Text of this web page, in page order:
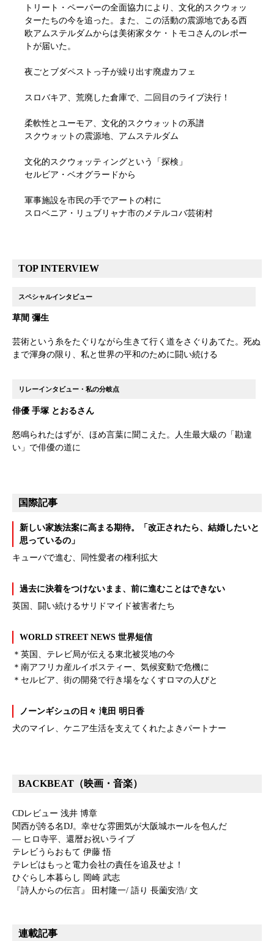
トリート・ペーパーの全面協力により、文化的スクウォッ
ターたちの今を追った。また、この活動の震源地である西
欧アムステルダムからは美術家タケ・トモコさんのレポー
トが届いた。
夜ごとブダペストっ子が繰り出す廃虚カフェ
スロバキア、荒廃した倉庫で、二回目のライブ決行！
柔軟性とユーモア、文化的スクウォットの系譜
スクウォットの震源地、アムステルダム
文化的スクウォッティングという「探検」
セルビア・ベオグラードから
軍事施設を市民の手でアートの村に
スロベニア・リュブリャナ市のメテルコバ芸術村
TOP INTERVIEW
スペシャルインタビュー
草間 彌生
芸術という糸をたぐりながら生きて行く道をさぐりあてた。死ぬ
まで渾身の限り、私と世界の平和のために闘い続ける
リレーインタビュー・私の分岐点
俳優 手塚 とおるさん
怒鳴られたはずが、ほめ言葉に聞こえた。人生最大級の「勘違
い」で俳優の道に
国際記事
新しい家族法案に高まる期待。「改正されたら、結婚したいと
思っているの」
キューバで進む、同性愛者の権利拡大
過去に決着をつけないまま、前に進むことはできない
英国、闘い続けるサリドマイド被害者たち
WORLD STREET NEWS 世界短信
＊英国、テレビ局が伝える東北被災地の今
＊南アフリカ産ルイボスティー、気候変動で危機に
＊セルビア、街の開発で行き場をなくすロマの人びと
ノーンギシュの日々 滝田 明日香
犬のマイレ、ケニア生活を支えてくれたよきパートナー
BACKBEAT（映画・音楽）
CDレビュー 浅井 博章
関西が誇る名DJ。幸せな雰囲気が大阪城ホールを包んだ
― ヒロ寺平、還暦お祝いライブ
テレビうらおもて 伊藤 悟
テレビはもっと電力会社の責任を追及せよ！
ひぐらし本暮らし 岡崎 武志
『詩人からの伝言』 田村隆一/ 語り 長薗安浩/ 文
連載記事